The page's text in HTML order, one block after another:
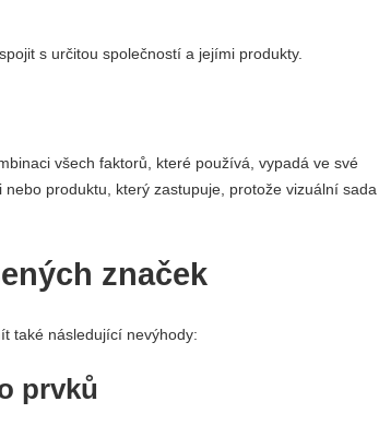
s určitou společností a jejími produkty.
všech faktorů, které používá, vypadá ve své
produktu, který zastupuje, protože vizuální
značek
také následující nevýhody:
prvků